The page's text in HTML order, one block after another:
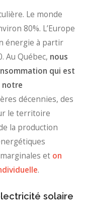
Le monde
80%. L’Europe
énergie à partir
Au Québec, nous
qui est
notre
décennies, des
le territoire
la production
et on
.
solaire